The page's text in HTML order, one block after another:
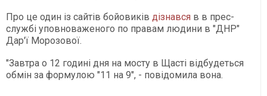
Про це один із сайтів бойовиків дізнався в в прес-
службі уповноваженого по правам людини в "ДНР"
Дар'ї Морозової.
"Завтра о 12 годині дня на мосту в Щасті відбудеться
обмін за формулою "11 на 9", - повідомила вона.